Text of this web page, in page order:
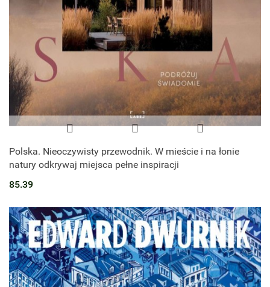
Polska. Nieoczywisty przewodnik. W mieście i na łonie
natury odkrywaj miejsca pełne inspiracji
85.39